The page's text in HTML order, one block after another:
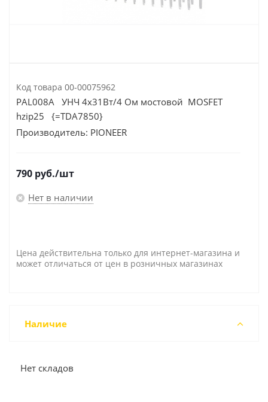
Код товара 00-00075962
PAL008A УНЧ 4х31Вт/4 Ом мостовой MOSFET
hzip25 {=TDA7850}
Производитель: PIONEER
790 руб./шт
Нет в наличии
Цена действительна только для интернет-магазина и
может отличаться от цен в розничных магазинах
Наличие
Нет складов